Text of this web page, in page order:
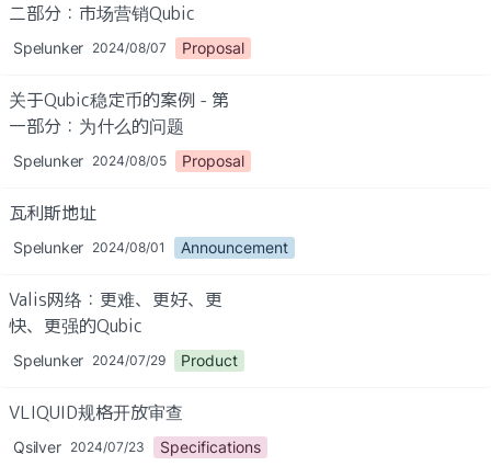
二部分：市场营销Qubic
Spelunker 2024/08/07 Proposal
关于Qubic稳定币的案例 - 第
一部分：为什么的问题
Spelunker 2024/08/05 Proposal
瓦利斯地址
Spelunker 2024/08/01 Announcement
Valis网络：更难、更好、更
快、更强的Qubic
Spelunker 2024/07/29 Product
VLIQUID规格开放审查
Qsilver 2024/07/23 Specifications